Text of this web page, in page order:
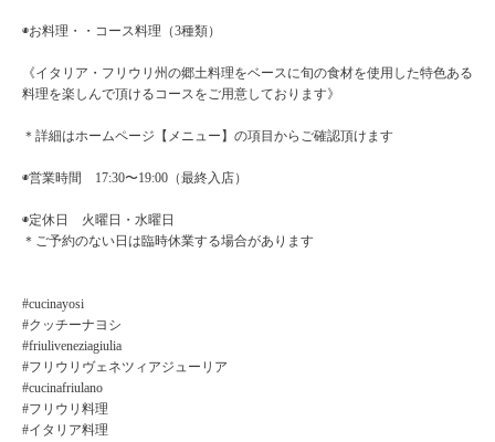
◉お料理・・コース料理（3種類）
《イタリア・フリウリ州の郷土料理をベースに旬の食材を使用した特色ある
料理を楽しんで頂けるコースをご用意しております》
＊詳細はホームページ【メニュー】の項目からご確認頂けます
◉営業時間 17:30〜19:00（最終入店）
◉定休日 火曜日・水曜日
＊ご予約のない日は臨時休業する場合があります
#cucinayosi
#クッチーナヨシ
#friuliveneziagiulia
#フリウリヴェネツィアジューリア
#cucinafriulano
#フリウリ料理
#イタリア料理